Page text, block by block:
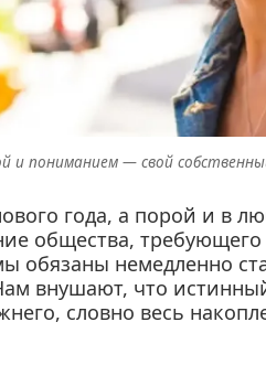
и пониманием — свой
года, а порой и в
общества,
обязаны немедленно
внушают, что
словно весь